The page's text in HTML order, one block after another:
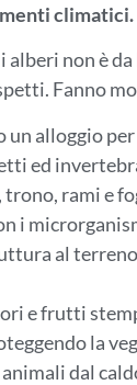
climatici.
alberi non è
Fanno
un alloggio
ed
rami e
i
al
e frutti
la
dal